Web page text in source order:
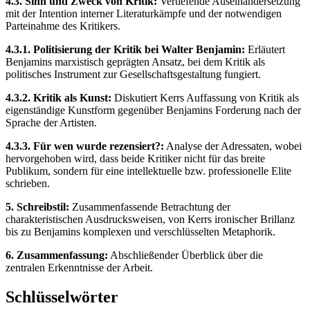
mit der Intention interner Literaturkämpfe und der notwendigen
Parteinahme des Kritikers.
4.3.1. Politisierung der Kritik bei Walter Benjamin: Erläutert
Benjamins marxistisch geprägten Ansatz, bei dem Kritik als
politisches Instrument zur Gesellschaftsgestaltung fungiert.
4.3.2. Kritik als Kunst: Diskutiert Kerrs Auffassung von Kritik als
eigenständige Kunstform gegenüber Benjamins Forderung nach der
Sprache der Artisten.
4.3.3. Für wen wurde rezensiert?: Analyse der Adressaten, wobei
hervorgehoben wird, dass beide Kritiker nicht für das breite
Publikum, sondern für eine intellektuelle bzw. professionelle Elite
schrieben.
5. Schreibstil: Zusammenfassende Betrachtung der
charakteristischen Ausdrucksweisen, von Kerrs ironischer Brillanz
bis zu Benjamins komplexen und verschlüsselten Metaphorik.
6. Zusammenfassung: Abschließender Überblick über die
zentralen Erkenntnisse der Arbeit.
Schlüsselwörter